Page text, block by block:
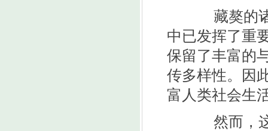
藏獒的诸
中已发挥了重
保留了丰富的
传多样性。因
富人类社会生
然而，这